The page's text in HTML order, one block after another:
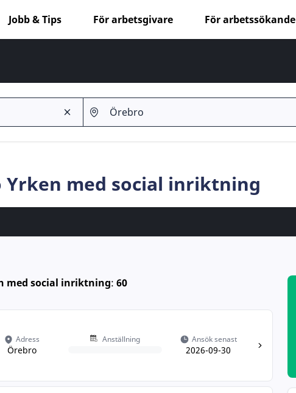
Jobb & Tips För arbetsgivare För arbetssökande
Yrken med social inriktning
med social inriktning: 60
Adress
Örebro
Anställning Ansök senast
2026-09-30